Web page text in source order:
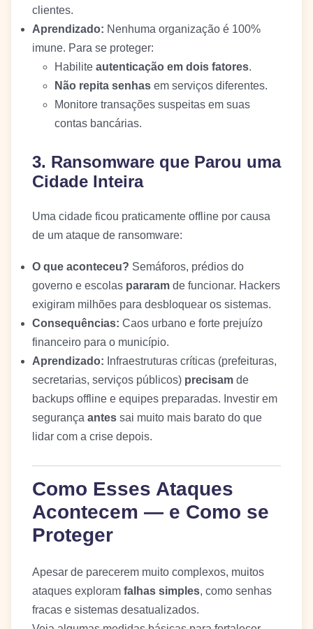
clientes.
Aprendizado: Nenhuma organização é 100%
imune. Para se proteger:
Habilite autenticação em dois fatores.
Não repita senhas em serviços diferentes.
Monitore transações suspeitas em suas
contas bancárias.
3. Ransomware que Parou uma
Cidade Inteira
Uma cidade ficou praticamente offline por causa
de um ataque de ransomware:
O que aconteceu? Semáforos, prédios do
governo e escolas pararam de funcionar. Hackers
exigiram milhões para desbloquear os sistemas.
Consequências: Caos urbano e forte prejuízo
financeiro para o município.
Aprendizado: Infraestruturas críticas (prefeituras,
secretarias, serviços públicos) precisam de
backups offline e equipes preparadas. Investir em
segurança antes sai muito mais barato do que
lidar com a crise depois.
Como Esses Ataques
Acontecem — e Como se
Proteger
Apesar de parecerem muito complexos, muitos
ataques exploram falhas simples, como senhas
fracas e sistemas desatualizados.